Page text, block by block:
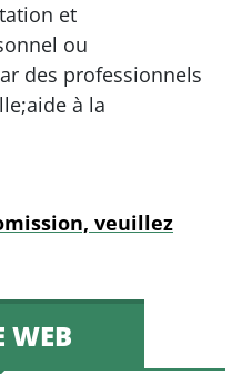
et
ou
des professionnels
à la
veuillez
WEB